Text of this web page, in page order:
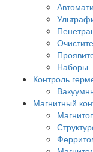
Наборы
Контроль
Магнитный